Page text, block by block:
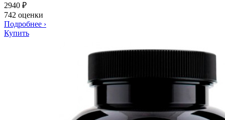
2940 ₽
742 оценки
Подробнее ›
Купить